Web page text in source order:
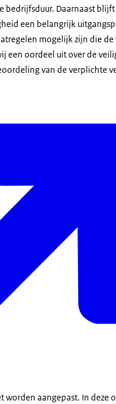
bedrijfsduur. Daarnaast
een belangrijk
mogelijk zijn die
een oordeel uit over de
van de verplichte
worden aangepast. In deze